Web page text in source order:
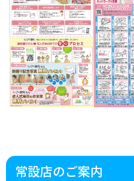
常設店のご案内